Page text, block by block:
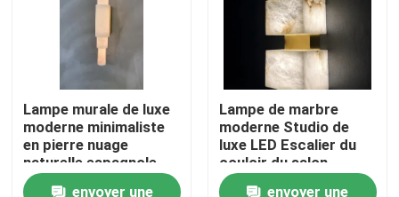
Produits
À propos de nous
Lampe murale de luxe
moderne minimaliste
en pierre nuage
naturelle espagnole
pour salon, lampe de
envoyer une
Lampe de marbre
moderne Studio de
luxe LED Escalier du
couloir du salon
moderne Tête de
envoyer une